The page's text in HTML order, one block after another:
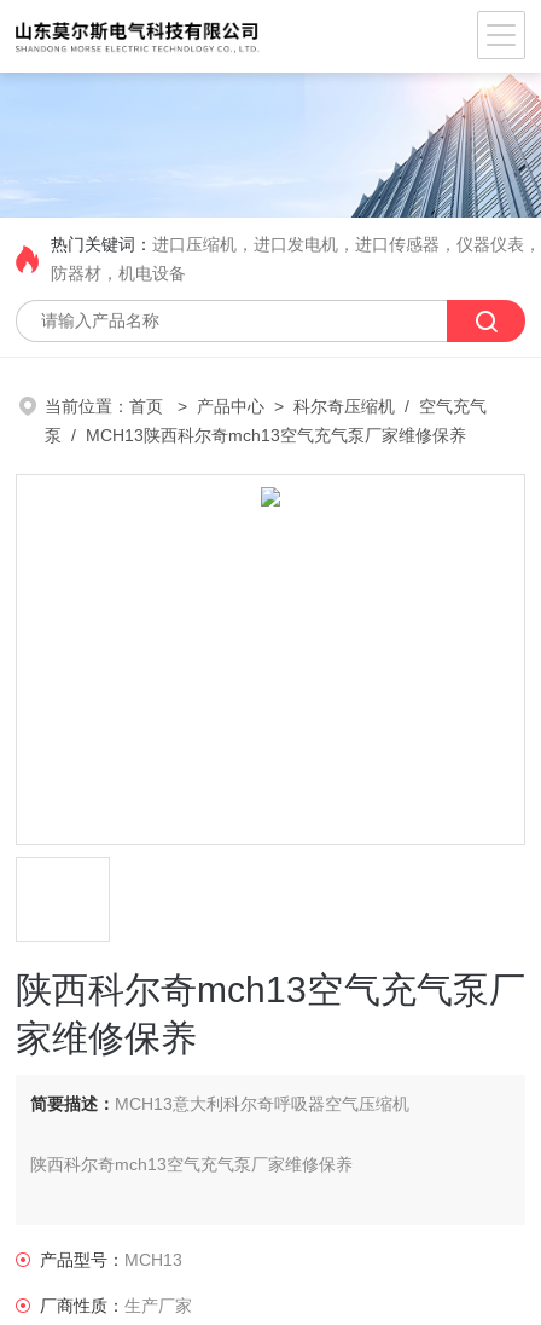
热门关键词：进口压缩机，进口发电机，进口传感器，仪器仪表
防器材，机电设备
当前位置：首页 > 产品中心 >科尔奇压缩机 / 空气充气
泵 / MCH13陕西科尔奇mch13空气充气泵厂家维修保养
陕西科尔奇mch13空气充气泵厂
家维修保养
简要描述： MCH13意大利科尔奇呼吸器空气压缩机
陕西科尔奇mch13空气充气泵厂家维修保养
产品型号： MCH13
厂商性质：生产厂家